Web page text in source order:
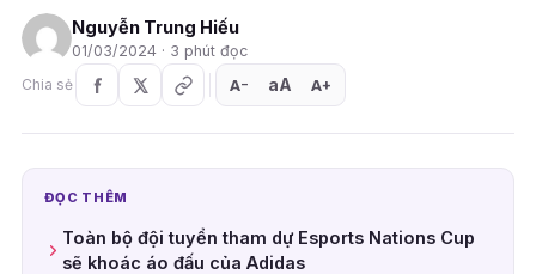
Nguyễn Trung Hiếu
01/03/2024 · 3 phút đọc
Chia sẻ
A− aA A+
ĐỌC THÊM
Toàn bộ đội tuyển tham dự Esports Nations Cup
sẽ khoác áo đấu của Adidas